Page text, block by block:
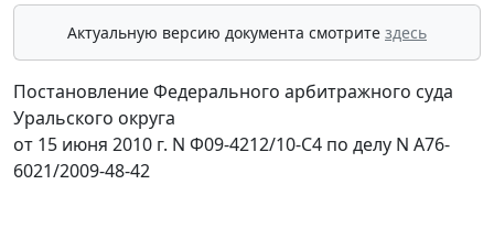
Актуальную версию документа смотрите здесь
Постановление Федерального арбитражного суда
Уральского округа
от 15 июня 2010 г. N Ф09-4212/10-С4 по делу N А76-
6021/2009-48-42